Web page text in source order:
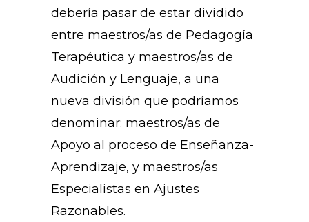
debería pasar de estar dividido
entre maestros/as de Pedagogía
Terapéutica y maestros/as de
Audición y Lenguaje, a una
nueva división que podríamos
denominar: maestros/as de
Apoyo al proceso de Enseñanza-
Aprendizaje, y maestros/as
Especialistas en Ajustes
Razonables.